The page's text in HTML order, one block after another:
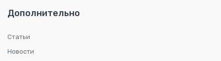
Дополнительно
Статьи
Новости